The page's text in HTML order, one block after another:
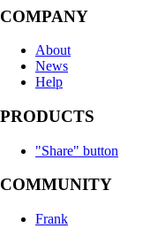
COMPANY
About
News
Help
PRODUCTS
"Share" button
COMMUNITY
Frank